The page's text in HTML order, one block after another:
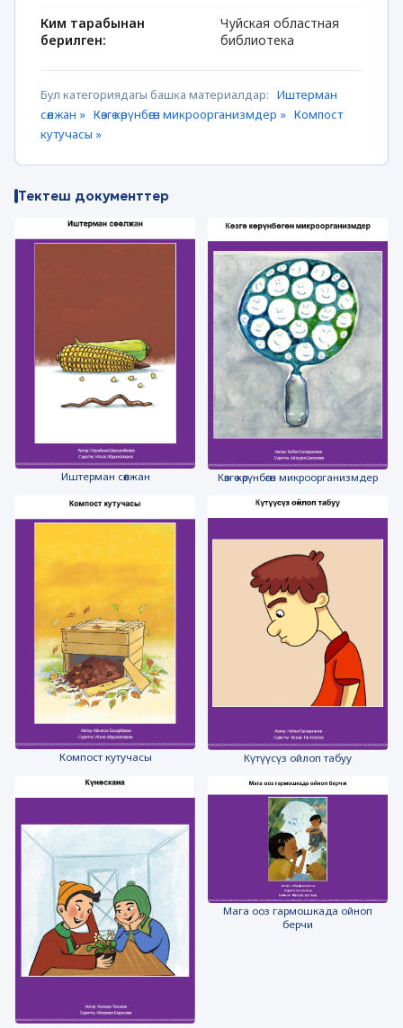
Ким тарабынан
берилген:
Чуйская областная
библиотека
Бул категориядагы башка материалдар: Иштерман
сөөлжан » Көзгө көрүнбөгөн микроорганизмдер » Компост
кутучасы »
Тектеш документтер
Иштерман сөөлжан Көзгө көрүнбөгөн микроорганизмдер
Компост кутучасы Күтүүсүз ойлоп табуу
Мага ооз гармошкада ойноп
берчи